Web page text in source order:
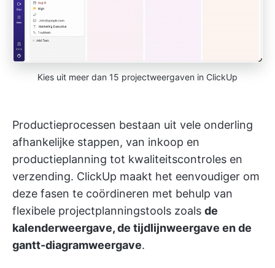
Kies uit meer dan 15 projectweergaven in ClickUp
Productieprocessen bestaan uit vele onderling
afhankelijke stappen, van inkoop en
productieplanning tot kwaliteitscontroles en
verzending. ClickUp maakt het eenvoudiger om
deze fasen te coördineren met behulp van
flexibele projectplanningstools zoals de
kalenderweergave, de tijdlijnweergave en de
gantt-diagramweergave.